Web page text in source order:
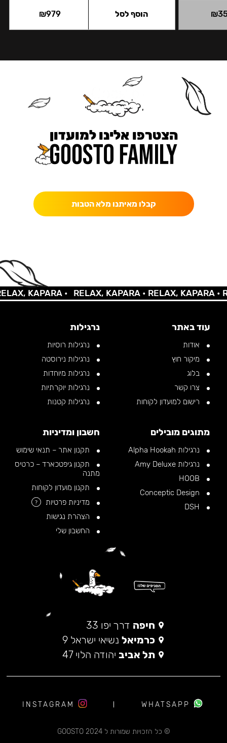
₪
₪979 הוסף לסל
הצטרפו אלינו למועדון
קבלו מאיתנו מלא הטבות
KAPARA • RELAX, KAPARA •RELAX, KAPARA •
עוד באתר
אודות
מיקור חוץ
בלוג
צרו קשר
רישום למועדון לקוחות
נרגילות
נרגילות רוסיות
נרגילות נירוסטה
נרגילות מיוחדות
נרגילות יוקרתיות
נרגילות קטנות
מתוגים מובילים
נרגילות Alpha Hookah
נרגילות Amy Deluxe
חשבון ומדיניות
תקנון אתר – תנאי שימוש
תקנון גיפטכארד – כרטיס
מתנה
תקנון מועדון לקוחות
מדיניות פרטיות
?
הצהרת נגישות
החשבון שלי
חיפה דרך יפו 33
כרמיאל נשיאי ישראל 9
תל אביב יהודה הלוי 47
© כל הזכויות שמורות ל 2024 GOOSTO
WHATSAPP
INSTAGRAM